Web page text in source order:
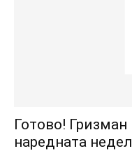
Готово!
наредната